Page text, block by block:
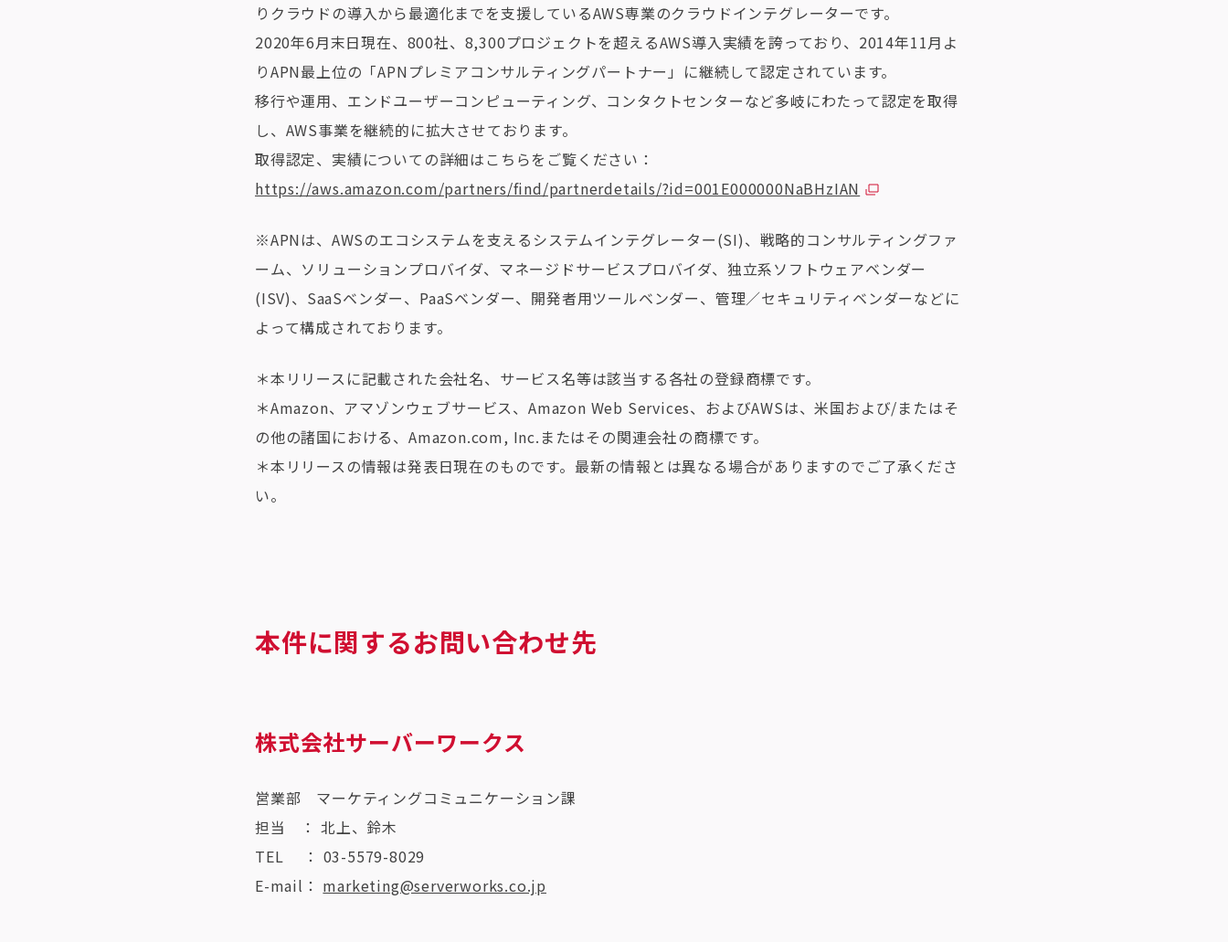
りクラウドの導入から最適化までを支援しているAWS専業のクラウドインテグレーターです。
2020年6月末日現在、800社、8,300プロジェクトを超えるAWS導入実績を誇っており、2014年11月よ
りAPN最上位の「APNプレミアコンサルティングパートナー」に継続して認定されています。
移行や運用、エンドユーザーコンピューティング、コンタクトセンターなど多岐にわたって認定を取得
し、AWS事業を継続的に拡大させております。
取得認定、実績についての詳細はこちらをご覧ください：
https://aws.amazon.com/partners/find/partnerdetails/?id=001E000000NaBHzIAN
※APNは、AWSのエコシステムを支えるシステムインテグレーター(SI)、戦略的コンサルティングファ
ーム、ソリューションプロバイダ、マネージドサービスプロバイダ、独立系ソフトウェアベンダー
(ISV)、SaaSベンダー、PaaSベンダー、開発者用ツールベンダー、管理／セキュリティベンダーなどに
よって構成されております。
＊本リリースに記載された会社名、サービス名等は該当する各社の登録商標です。
＊Amazon、アマゾンウェブサービス、Amazon Web Services、およびAWSは、米国および/またはそ
の他の諸国における、Amazon.com, Inc.またはその関連会社の商標です。
＊本リリースの情報は発表日現在のものです。最新の情報とは異なる場合がありますのでご了承くださ
い。
本件に関するお問い合わせ先
株式会社サーバーワークス
営業部 マーケティングコミュニケーション課
担当 ： 北上、鈴木
TEL ： 03-5579-8029
E-mail： marketing@serverworks.co.jp